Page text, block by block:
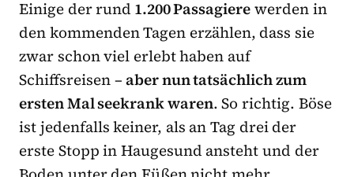
Einige der rund 1.200 Passagierewerden in
den kommenden Tagen erzählen, dass sie
zwar schon viel erlebt haben auf
Schiffsreisen –aber nun tatsächlich zum
ersten Mal seekrank waren. So richtig. Böse
ist jedenfalls keiner, als an Tag drei der
erste Stopp in Haugesund ansteht und der